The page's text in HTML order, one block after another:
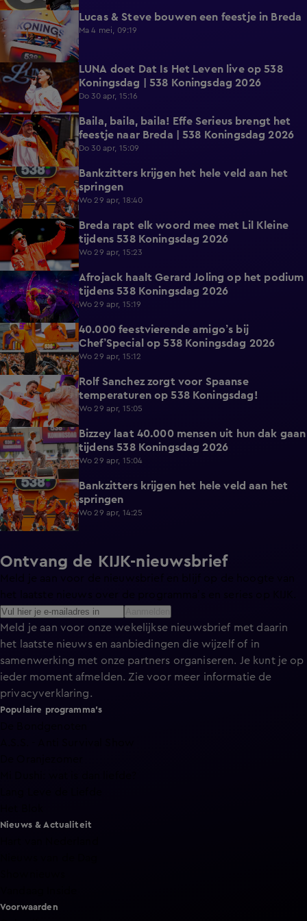
20:00 Lucas & Steve bouwen een feestje in Breda
Ma 4 mei, 09:19
3:21
LUNA doet Dat Is Het Leven live op 538
Koningsdag | 538 Koningsdag 2026
Do 30 apr, 15:16
11:57
Baila, baila, baila! Effe Serieus brengt het
feestje naar Breda | 538 Koningsdag 2026
Do 30 apr, 15:09
10:15
Bankzitters krijgen het hele veld aan het
springen
Wo 29 apr, 18:40
19:33
Breda rapt elk woord mee met Lil Kleine
tijdens 538 Koningsdag 2026
Wo 29 apr, 15:23
7:06
Afrojack haalt Gerard Joling op het podium
tijdens 538 Koningsdag 2026
Wo 29 apr, 15:19
8:07
40.000 feestvierende amigo’s bij
Chef’Special op 538 Koningsdag 2026
Wo 29 apr, 15:12
15:07
Rolf Sanchez zorgt voor Spaanse
temperaturen op 538 Koningsdag!
Wo 29 apr, 15:05
16:59
Bizzey laat 40.000 mensen uit hun dak gaan
tijdens 538 Koningsdag 2026
Wo 29 apr, 15:04
16:09
Bankzitters krijgen het hele veld aan het
springen
Wo 29 apr, 14:25
Ontvang de KIJK-nieuwsbrief
Meld je aan voor de nieuwsbrief en blijf op de hoogte van
Meld je aan voor onze wekelijkse nieuwsbrief met daarin
het laatste nieuws en aanbiedingen die wijzelf of in
samenwerking met onze partners organiseren. Je kunt je op
ieder moment afmelden. Zie voor meer informatie de
privacyverklaring.
Populaire programma's
Nieuws & Actualiteit
Voorwaarden